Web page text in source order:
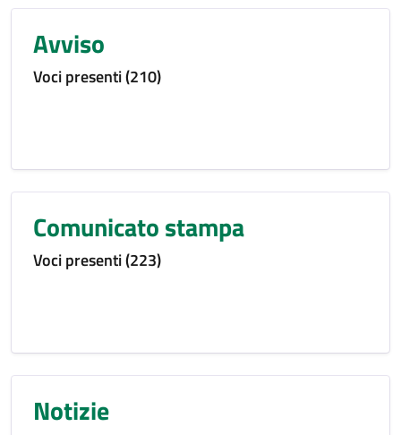
Avviso
Voci presenti (210)
Comunicato stampa
Voci presenti (223)
Notizie